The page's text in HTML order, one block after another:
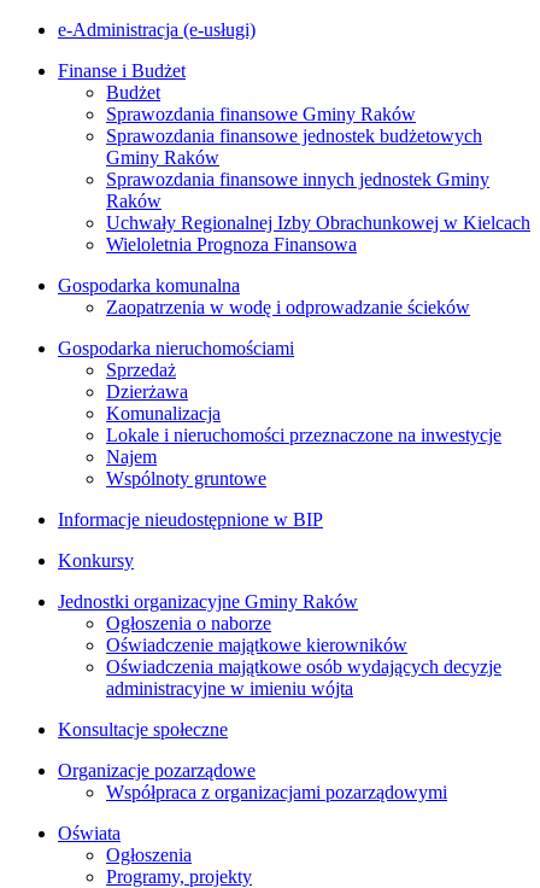
e-Administracja (e-usługi)
Finanse i Budżet
Budżet
Sprawozdania finansowe Gminy Raków
Sprawozdania finansowe jednostek budżetowych
Gminy Raków
Sprawozdania finansowe innych jednostek Gminy
Raków
Uchwały Regionalnej Izby Obrachunkowej w Kielcach
Wieloletnia Prognoza Finansowa
Gospodarka komunalna
Zaopatrzenia w wodę i odprowadzanie ścieków
Gospodarka nieruchomościami
Sprzedaż
Dzierżawa
Komunalizacja
Lokale i nieruchomości przeznaczone na inwestycje
Najem
Wspólnoty gruntowe
Informacje nieudostępnione w BIP
Konkursy
Jednostki organizacyjne Gminy Raków
Ogłoszenia o naborze
Oświadczenie majątkowe kierowników
Oświadczenia majątkowe osób wydających decyzje
administracyjne w imieniu wójta
Konsultacje społeczne
Organizacje pozarządowe
Współpraca z organizacjami pozarządowymi
Oświata
Ogłoszenia
Programy, projekty